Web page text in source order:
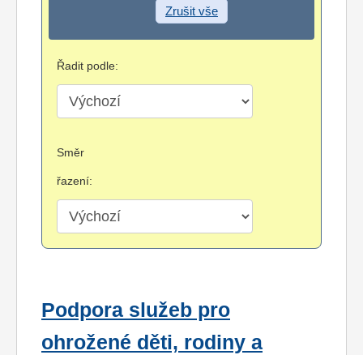
Zrušit vše
Řadit podle:
Směr
řazení:
Podpora služeb pro
ohrožené děti, rodiny a